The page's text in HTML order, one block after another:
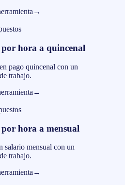
→
hora a quincenal
pago quincenal con un
trabajo.
→
hora a mensual
salario mensual con un
trabajo.
→